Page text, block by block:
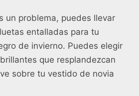
un problema, puedes llevar
entalladas para tu
de invierno. Puedes elegir
que resplandezcan
sobre tu vestido de novia